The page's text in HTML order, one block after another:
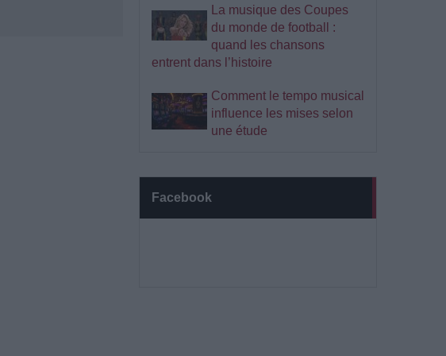
La musique des Coupes
du monde de football :
quand les chansons
entrent dans l’histoire
Comment le tempo musical
influence les mises selon
une étude
Facebook